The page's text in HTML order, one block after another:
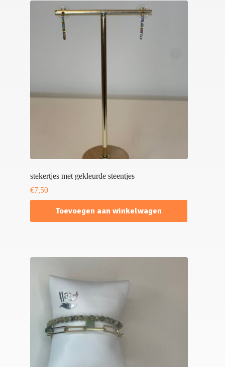
stekertjes met gekleurde steentjes
€7,50
Toevoegen aan winkelwagen